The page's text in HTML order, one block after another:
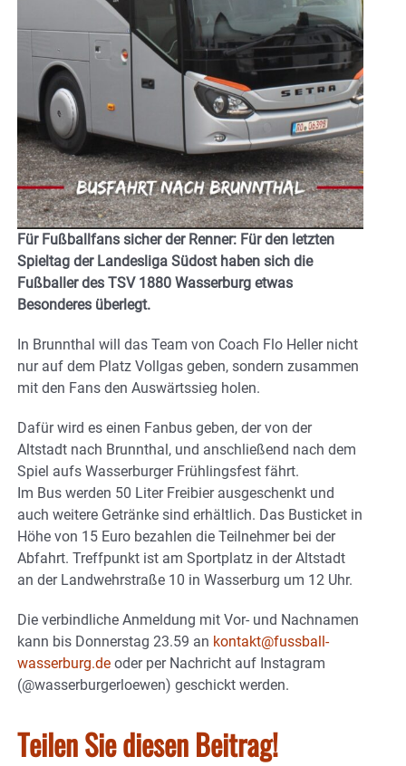
Für Fußballfans sicher der Renner: Für den letzten
Spieltag der Landesliga Südost haben sich die
Fußballer des TSV 1880 Wasserburg etwas
Besonderes überlegt.
In Brunnthal will das Team von Coach Flo Heller nicht
nur auf dem Platz Vollgas geben, sondern zusammen
mit den Fans den Auswärtssieg holen.
Dafür wird es einen Fanbus geben, der von der
Altstadt nach Brunnthal, und anschließend nach dem
Spiel aufs Wasserburger Frühlingsfest fährt.
Im Bus werden 50 Liter Freibier ausgeschenkt und
auch weitere Getränke sind erhältlich. Das Busticket in
Höhe von 15 Euro bezahlen die Teilnehmer bei der
Abfahrt. Treffpunkt ist am Sportplatz in der Altstadt
an der Landwehrstraße 10 in Wasserburg um 12 Uhr.
Die verbindliche Anmeldung mit Vor- und Nachnamen
kann bis Donnerstag 23.59 an kontakt@fussball-
wasserburg.de oder per Nachricht auf Instagram
(@wasserburgerloewen) geschickt werden.
Teilen Sie diesen Beitrag!